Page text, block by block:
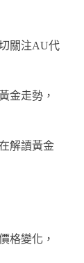
關注AU代
金走勢，
解讀黃金
格變化，